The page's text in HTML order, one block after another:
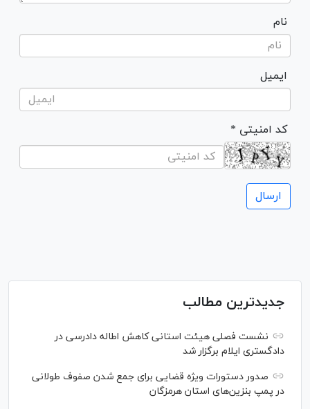
نام
ایمیل
* کد امنیتی
جدیدترین مطالب
نشست فصلی هیئت استانی کاهش اطاله دادرسی در
دادگستری ایلام برگزار شد
صدور دستورات ویژه قضایی برای جمع شدن صفوف طولانی
در پمپ بنزین‌های استان هرمزگان